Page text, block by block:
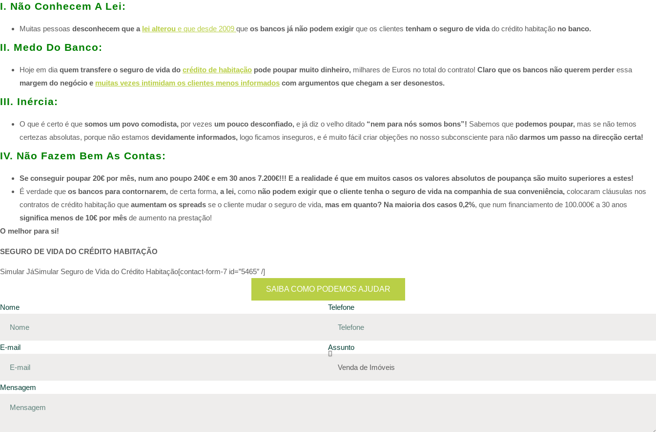
I. Não Conhecem A Lei:​
Muitas pessoas desconhecem que a lei alterou e que desde 2009 que os bancos já não podem exigir que os clientes tenham o seguro de vidado crédito habitação no banco.
II. Medo Do Banco:​
Hoje em dia quem transfere o seguro de vida do crédito de habitação pode poupar muito dinheiro, milhares de Euros no total do contrato! Claro que os bancos não querem perder essa
margem do negócio e muitas vezes intimidam os clientes menos informados com argumentos que chegam a ser desonestos.
III. Inércia:​
O que é certo é que somos um povo comodista, por vezes um pouco desconfiado, e já diz o velho ditado “nem para nós somos bons”! Sabemos que podemos poupar, mas se não temos
certezas absolutas, porque não estamos devidamente informados, logo ficamos inseguros, e é muito fácil criar objeções no nosso subconsciente para não darmos um passo na direcção certa!
IV. Não Fazem Bem As Contas:​
Se conseguir poupar 20€ por mês, num ano poupo 240€ e em 30 anos 7.200€!!! E a realidade é que em muitos casos os valores absolutos de poupança são muito superiores a estes!
É verdade que os bancos para contornarem, de certa forma, a lei, como não podem exigir que o cliente tenha o seguro de vida na companhia de sua conveniência, colocaram cláusulas nos
contratos de crédito habitação que aumentam os spreads se o cliente mudar o seguro de vida, mas em quanto? Na maioria dos casos 0,2%, que num financiamento de 100.000€ a 30 anos
significa menos de 10€ por mês de aumento na prestação!
O melhor para si!
SEGURO DE VIDA DO CRÉDITO HABITAÇÃO
Simular JáSimular Seguro de Vida do Crédito Habitação[contact-form-7 id=”5465″ /]
SAIBA COMO PODEMOS AJUDAR
Nome Telefone
E-mail Assunto
Mensagem